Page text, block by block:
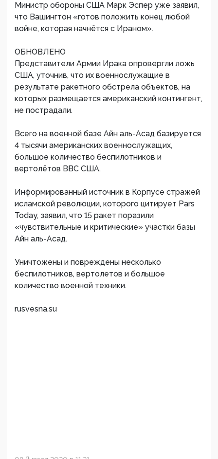
Министр обороны США Марк Эспер уже заявил,
что Вашингтон «готов положить конец любой
войне, которая начнётся с Ираном».
ОБНОВЛЕНО
Представители Армии Ирака опровергли ложь
США, уточнив, что их военнослужащие в
результате ракетного обстрела объектов, на
которых размещается американский контингент,
не пострадали.
Всего на военной базе Айн аль-Асад базируется
4 тысячи американских военнослужащих,
большое количество беспилотников и
вертолётов ВВС США.
Информированный источник в Корпусе стражей
исламской революции, которого цитирует Pars
Today, заявил, что 15 ракет поразили
«чувствительные и критические» участки базы
Айн аль-Асад.
Уничтожены и повреждены несколько
беспилотников, вертолетов и большое
количество военной техники.
rusvesna.su